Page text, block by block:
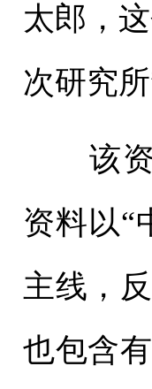
太郎，
次研究
该资
资料以“
主线，
也包含